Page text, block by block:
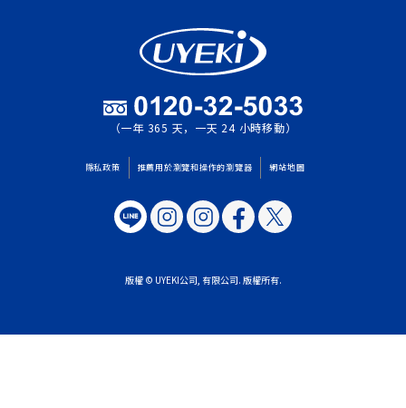
（一年 365 天，一天 24 小時移動）
隱私政策 推薦用於瀏覽和操作的瀏覽器 網站地圖
版權 © UYEKI公司, 有限公司. 版權所有.